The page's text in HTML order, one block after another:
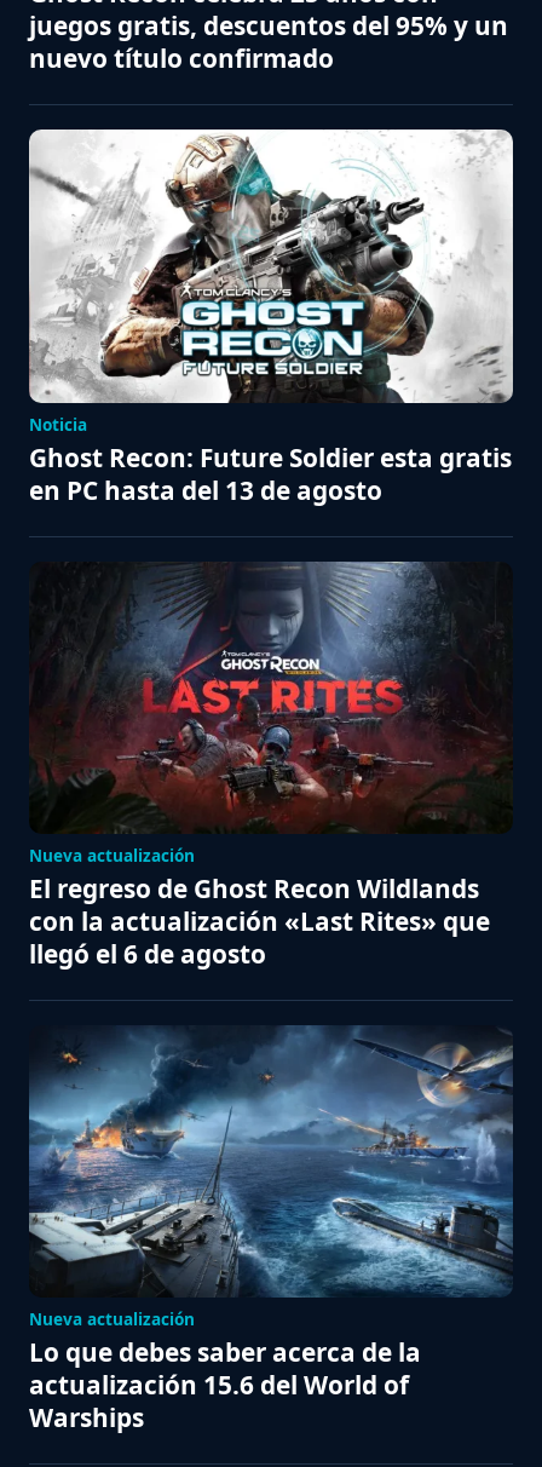
juegos gratis, descuentos del 95% y un
nuevo título confirmado
Noticia
Ghost Recon: Future Soldier esta gratis
en PC hasta del 13 de agosto
Nueva actualización
El regreso de Ghost Recon Wildlands
con la actualización «Last Rites» que
llegó el 6 de agosto
Nueva actualización
Lo que debes saber acerca de la
actualización 15.6 del World of
Warships